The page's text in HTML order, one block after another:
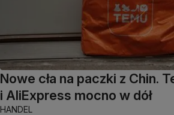
Nowe cła na paczki z Chin.
i AliExpress mocno w dół
HANDEL